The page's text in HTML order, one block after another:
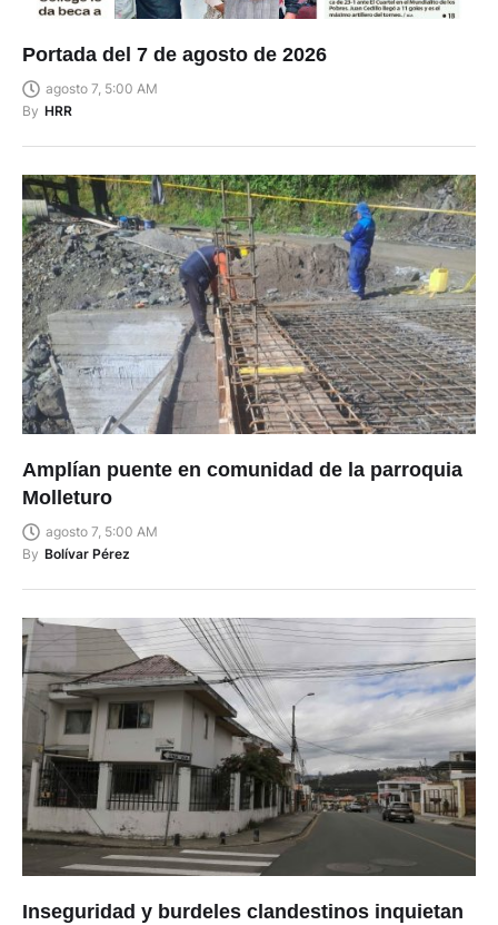
Portada del 7 de agosto de 2026
agosto 7, 5:00 AM
By HRR
Amplían puente en comunidad de la parroquia
Molleturo
agosto 7, 5:00 AM
By Bolívar Pérez
Inseguridad y burdeles clandestinos inquietan